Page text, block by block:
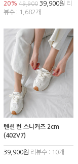
20% 49,900 39,900원 리
뷰수 : 1,682개
텐션 런 스니커즈 2cm
(402V7)
39,900원 리뷰수 : 10개